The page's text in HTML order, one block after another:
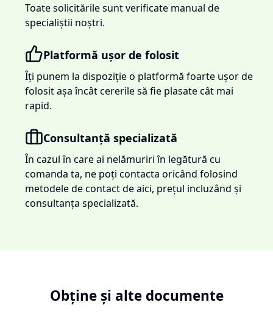
Toate solicitările sunt verificate manual de
specialiștii noștri.
Platformă ușor de folosit
Îți punem la dispoziție o platformă foarte ușor de
folosit așa încât cererile să fie plasate cât mai
rapid.
Consultanță specializată
În cazul în care ai nelămuriri în legătură cu
comanda ta, ne poți contacta oricând folosind
metodele de contact de aici, prețul incluzând și
consultanța specializată.
Obține și alte documente